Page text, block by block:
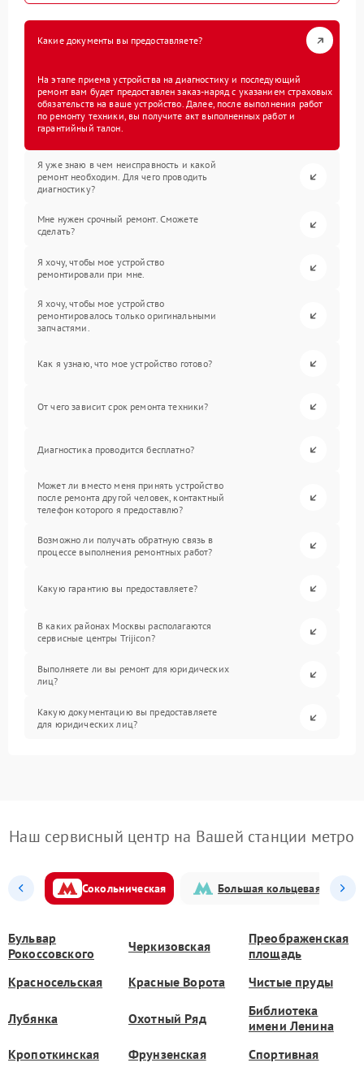
Какие документы вы предоставляете?
На этапе приема устройства на диагностику и последующий
ремонт вам будет предоставлен заказ-наряд с указанием страховых
обязательств на ваше устройство. Далее, после выполнения работ
по ремонту техники, вы получите акт выполненных работ и
гарантийный талон.
Я уже знаю в чем неисправность и какой
ремонт необходим. Для чего проводить
диагностику?
Мне нужен срочный ремонт. Сможете
сделать?
Я хочу, чтобы мое устройство
ремонтировали при мне.
Я хочу, чтобы мое устройство
ремонтировалось только оригинальными
запчастями.
Как я узнаю, что мое устройство готово?
От чего зависит срок ремонта техники?
Диагностика проводится бесплатно?
Может ли вместо меня принять устройство
после ремонта другой человек, контактный
телефон которого я предоставлю?
Возможно ли получать обратную связь в
процессе выполнения ремонтных работ?
Какую гарантию вы предоставляете?
В каких районах Москвы располагаются
сервисные центры Trijicon?
Выполняете ли вы ремонт для юридических
лиц?
Какую документацию вы предоставляете
для юридических лиц?
Наш сервисный центр на Вашей станции метро
Сокольническая Большая кольцевая
Бульвар
Рокоссовского
Черкизовская
Преображенская
площадь
Красносельская
Красные Ворота Чистые пруды
Лубянка Охотный Ряд
Библиотека
имени Ленина
Кропоткинская
Фрунзенская Спортивная